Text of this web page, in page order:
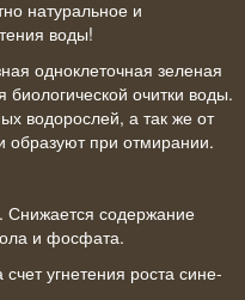
натуральное и
воды!
одноклеточная зеленая
биологической очитки воды.
водорослей, а так же от
образуют при отмирании.
Снижается содержание
и фосфата.
угнетения роста сине-